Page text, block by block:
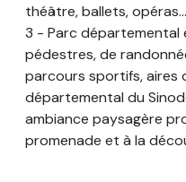
théâtre, ballets, opéras...
3 - Parc départemental
pédestres, de
parcours sportifs, aires
départemental du
ambiance paysagère
promenade et à la